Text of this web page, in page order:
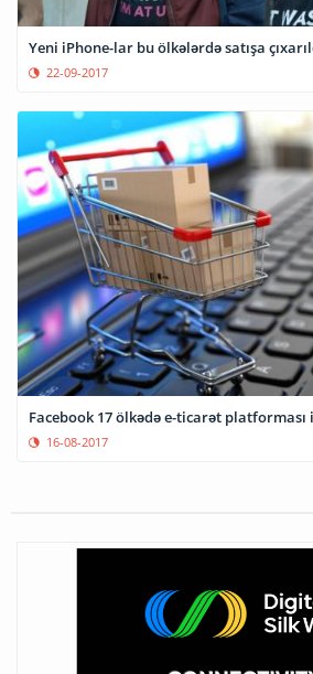
Yeni iPhone-lar bu ölkələrdə satışa
22-09-2017
Facebook 17 ölkədə e-ticarət
16-08-2017